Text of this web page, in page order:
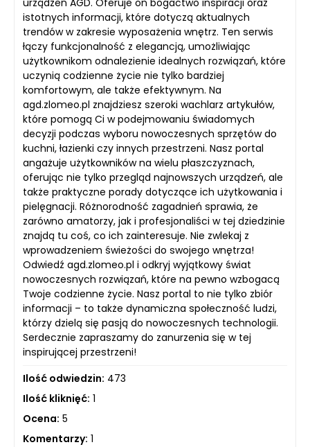
urządzeń AGD. Oferuje on bogactwo inspiracji oraz
istotnych informacji, które dotyczą aktualnych
trendów w zakresie wyposażenia wnętrz. Ten serwis
łączy funkcjonalność z elegancją, umożliwiając
użytkownikom odnalezienie idealnych rozwiązań, które
uczynią codzienne życie nie tylko bardziej
komfortowym, ale także efektywnym. Na
agd.zlomeo.pl znajdziesz szeroki wachlarz artykułów,
które pomogą Ci w podejmowaniu świadomych
decyzji podczas wyboru nowoczesnych sprzętów do
kuchni, łazienki czy innych przestrzeni. Nasz portal
angażuje użytkowników na wielu płaszczyznach,
oferując nie tylko przegląd najnowszych urządzeń, ale
także praktyczne porady dotyczące ich użytkowania i
pielęgnacji. Różnorodność zagadnień sprawia, że
zarówno amatorzy, jak i profesjonaliści w tej dziedzinie
znajdą tu coś, co ich zainteresuje. Nie zwlekaj z
wprowadzeniem świeżości do swojego wnętrza!
Odwiedź agd.zlomeo.pl i odkryj wyjątkowy świat
nowoczesnych rozwiązań, które na pewno wzbogacą
Twoje codzienne życie. Nasz portal to nie tylko zbiór
informacji – to także dynamiczna społeczność ludzi,
którzy dzielą się pasją do nowoczesnych technologii.
Serdecznie zapraszamy do zanurzenia się w tej
inspirującej przestrzeni!
Ilość odwiedzin: 473
Ilość kliknięć: 1
Ocena: 5
Komentarzy: 1